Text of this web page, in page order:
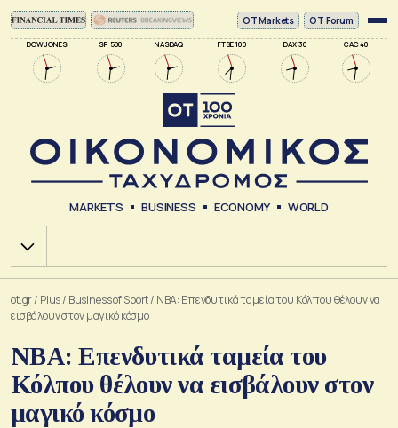
DOW JONES SP 500 NASDAQ FTSE 100 DAX 30 CAC 40
ΟΤ Markets OT Forum
MARKETS BUSINESS ECONOMY WORLD
Χ.Α.
ot.gr/ Plus/ Business of Sport/ ΝΒΑ: Επενδυτικά ταμεία του Κόλπου θέλουν να
εισβάλουν στον μαγικό κόσμο
ΝΒΑ: Επενδυτικά ταμεία του
Κόλπου θέλουν να εισβάλουν στον
μαγικό κόσμο